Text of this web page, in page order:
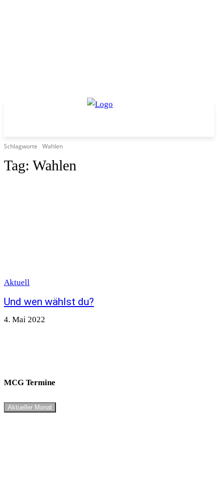
Schlagworte Wahlen
Tag: Wahlen
Aktuell
Und wen wählst du?
4. Mai 2022
MCG Termine
Aktueller Monat